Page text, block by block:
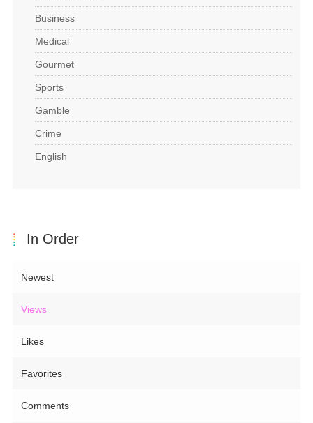
Business
Medical
Gourmet
Sports
Gamble
Crime
English
In Order
Newest
Views
Likes
Favorites
Comments